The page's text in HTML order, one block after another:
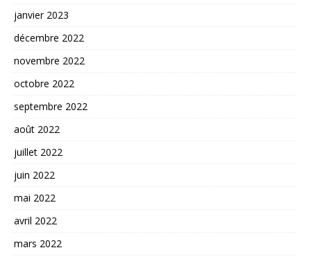
janvier 2023
décembre 2022
novembre 2022
octobre 2022
septembre 2022
août 2022
juillet 2022
juin 2022
mai 2022
avril 2022
mars 2022